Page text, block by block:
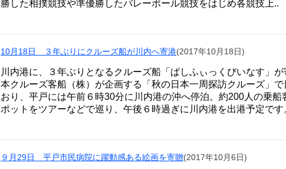
勝した相撲競技や準優勝したバレーボール競技をはじめ各競技上..
10月18日 ３年ぶりにクルーズ船が川内へ寄港(2017年10月18日)
川内港に、３年ぶりとなるクルーズ船「ぱしふぃっくびいなす」が
本クルーズ客船（株）が企画する「秋の日本一周探訪クルーズ」
おり、平戸には午前６時30分に川内港の沖へ停泊。約200人の乗船
ポットをツアーなどで巡り、午後６時過ぎに川内港を出港予定です
９月29日 平戸市民病院に躍動感ある絵画を寄贈(2017年10月6日)